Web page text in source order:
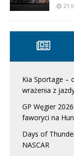
21
Kia Sportage –
wrażenia z
GP Węgier
faworyci na
Days of
NASCAR